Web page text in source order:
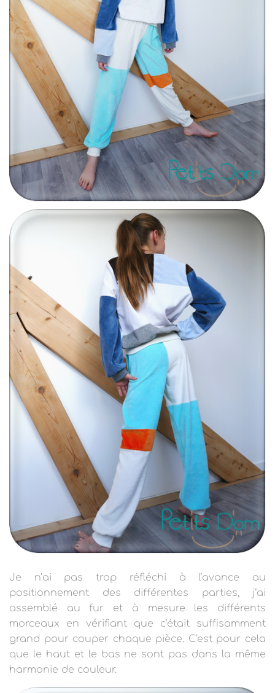
Je n’ai pas trop réfléchi à l’avance au
positionnement des différentes parties, j’ai
assemblé au fur et à mesure les différents
morceaux en vérifiant que c’était suffisamment
grand pour couper chaque pièce. C’est pour cela
que le haut et le bas ne sont pas dans la même
harmonie de couleur.